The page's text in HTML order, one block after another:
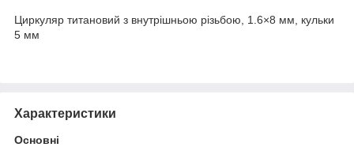
Циркуляр титановий з внутрішньою різьбою, 1.6×8 мм, кульки
5 мм
Характеристики
Основні